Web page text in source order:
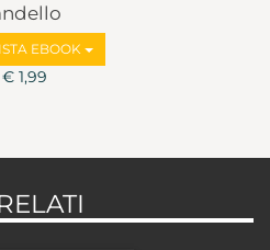
EBOOK
€ 1,99